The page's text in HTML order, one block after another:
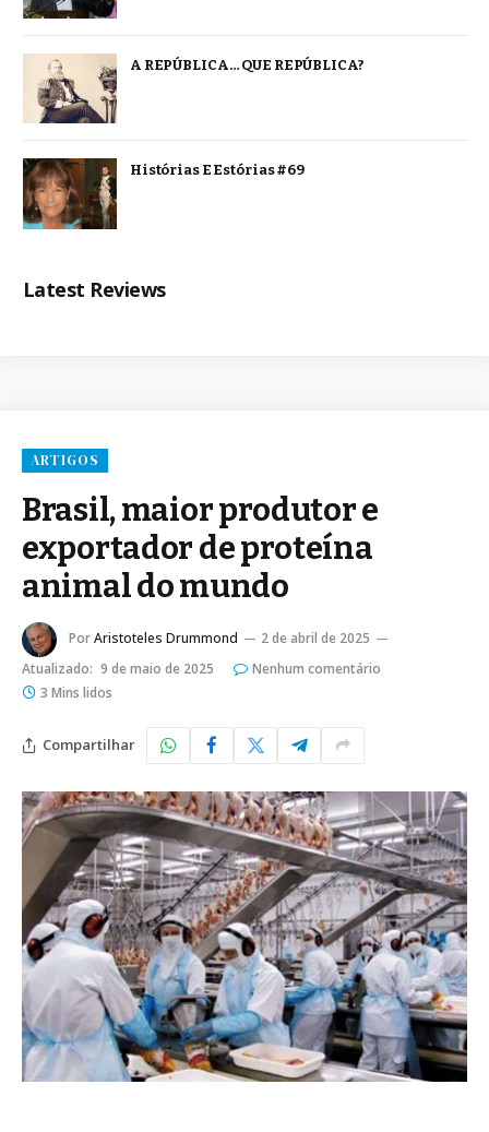
A REPÚBLICA… QUE REPÚBLICA?
Histórias E Estórias #69
Latest Reviews
ARTIGOS
Brasil, maior produtor e
exportador de proteína
animal do mundo
PorAristoteles Drummond
2 de abril de 2025
Atualizado: 9 de maio de 2025
Nenhum comentário
3 Mins lidos
Compartilhar